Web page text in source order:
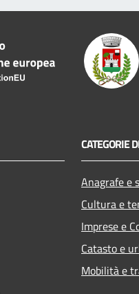
CATEGORIE
Anagrafe e
Cultura e
Imprese e
Catasto e
Mobilità e